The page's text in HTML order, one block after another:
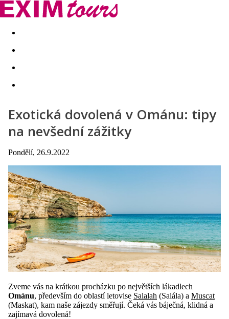
Akční nabídky Last minute
Exotická dovolená v Ománu: tipy
na nevšední zážitky
Pondělí, 26.9.2022
Zveme vás na krátkou procházku po největších lákadlech
Ománu, především do oblastí letovise Salalah (Salála) a Muscat
(Maskat), kam naše zájezdy směřují. Čeká vás báječná, klidná a
zajímavá dovolená!